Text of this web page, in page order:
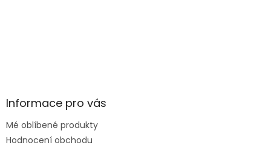
Informace pro vás
Mé oblíbené produkty
Hodnocení obchodu